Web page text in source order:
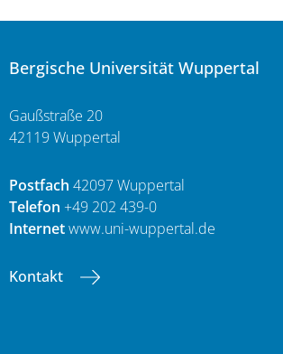
Bergische Universität Wuppertal
Gaußstraße 20
42119 Wuppertal
Postfach 42097 Wuppertal
Telefon +49 202 439-0
Internetwww.uni-wuppertal.de
Kontakt